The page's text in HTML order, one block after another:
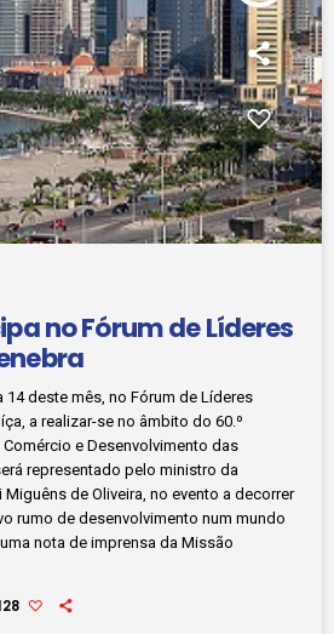
no Fórum de Líderes
deste mês, no Fórum de Líderes
a realizar-se no âmbito do 60.º
Comércio e Desenvolvimento das
representado pelo ministro da
Miguêns de Oliveira, no evento a decorrer
rumo de desenvolvimento num mundo
nota de imprensa da Missão